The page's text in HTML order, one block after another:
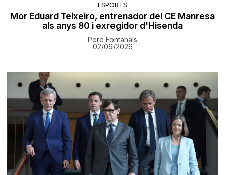
ESPORTS
Mor Eduard Teixeiro, entrenador del CE Manresa
als anys 80 i exregidor d'Hisenda
Pere Fontanals
02/06/2026